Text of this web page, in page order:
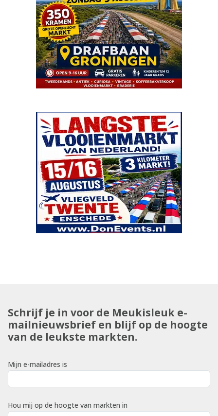
Schrijf je in voor de Meukisleuk e-
mailnieuwsbrief en blijf op de hoogte
van de leukste markten.
Mijn e-mailadres is
Hou mij op de hoogte van markten in